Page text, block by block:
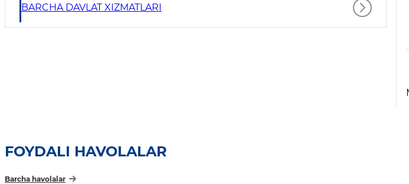
BARCHA DAVLAT XIZMATLARI
FOYDALI HAVOLALAR
Barcha havolalar